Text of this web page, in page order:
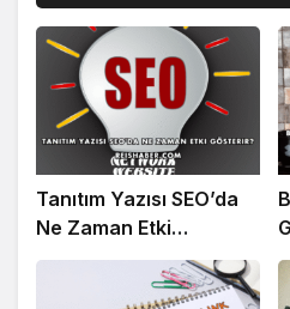
Tanıtım Yazısı SEO’da
Ne Zaman Etki
Gösterir?